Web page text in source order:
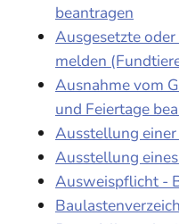
beantragen
Ausgesetzte
melden
Ausnahme vom
und Feiertage
Ausstellung
Ausstellung
Ausweispflicht -